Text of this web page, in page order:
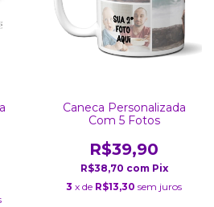
Caneca Personalizada
Com 5 Fotos
R$39,90
R$38,70 com Pix
3 x de R$13,30 sem juros